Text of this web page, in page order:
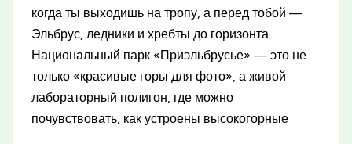
когда ты выходишь на тропу, а перед тобой —
Эльбрус, ледники и хребты до горизонта.
Национальный парк «Приэльбрусье» — это не
только «красивые горы для фото», а живой
лабораторный полигон, где можно
почувствовать, как устроены высокогорные